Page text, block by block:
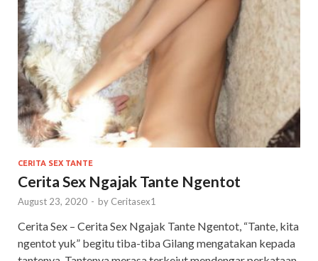
CERITA SEX TANTE
Cerita Sex Ngajak Tante Ngentot
August 23, 2020 - by Ceritasex1
Cerita Sex – Cerita Sex Ngajak Tante Ngentot, “Tante, kita
ngentot yuk” begitu tiba-tiba Gilang mengatakan kepada